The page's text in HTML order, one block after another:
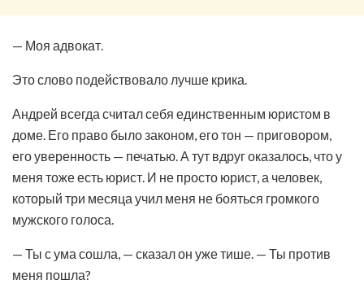
— Моя адвокат.
Это слово подействовало лучше крика.
Андрей всегда считал себя единственным юристом в
доме. Его право было законом, его тон — приговором,
его уверенность — печатью. А тут вдруг оказалось, что у
меня тоже есть юрист. И не просто юрист, а человек,
который три месяца учил меня не бояться громкого
мужского голоса.
— Ты с ума сошла, — сказал он уже тише. — Ты против
меня пошла?